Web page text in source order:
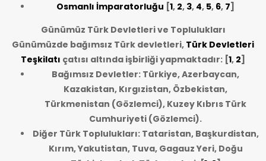
Osmanlı İmparatorluğu [1, 2, 3, 4, 5, 6, 7]
Günümüz Türk Devletleri ve Toplulukları
Günümüzde bağımsız Türk devletleri, Türk Devletleri
Teşkilatı çatısı altında işbirliği yapmaktadır: [1, 2]
Bağımsız Devletler: Türkiye, Azerbaycan,
Kazakistan, Kırgızistan, Özbekistan,
Türkmenistan (Gözlemci), Kuzey Kıbrıs Türk
Cumhuriyeti (Gözlemci).
Diğer Türk Toplulukları: Tataristan, Başkurdistan,
Kırım, Yakutistan, Tuva, Gagauz Yeri, Doğu